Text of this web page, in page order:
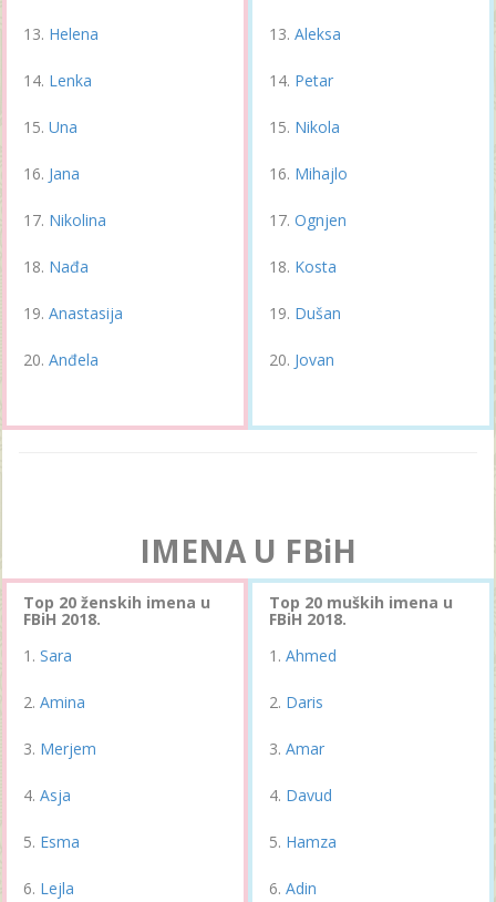
Helena
Lenka
Una
Jana
Nikolina
Nađa
Anastasija
Anđela
Aleksa
Petar
Nikola
Mihajlo
Ognjen
Kosta
Dušan
Jovan
IMENA U FBiH
Top 20 ženskih imena u
FBiH 2018.
Sara
Amina
Merjem
Asja
Esma
Lejla
Top 20 muških imena u
FBiH 2018.
Ahmed
Daris
Amar
Davud
Hamza
Adin